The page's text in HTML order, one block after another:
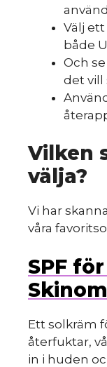
Välj
både
Och
det vill
Vilken
välja?
Vi har
våra
SPF
Ett solkräm
återfuktar,
in i huden